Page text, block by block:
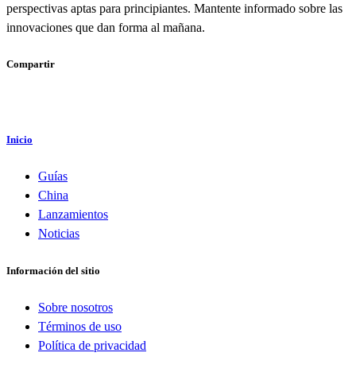
perspectivas aptas para principiantes. Mantente informado sobre las
innovaciones que dan forma al mañana.
Compartir
Inicio
Guías
China
Lanzamientos
Noticias
Información del sitio
Sobre nosotros
Términos de uso
Política de privacidad